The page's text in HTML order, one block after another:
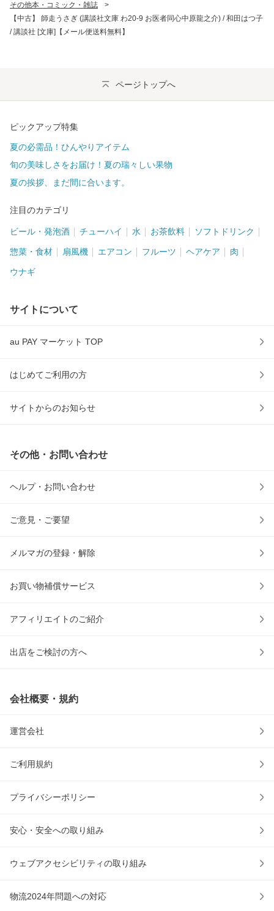
その他本・コミック・雑誌
>
【中古】 師走うさぎ (講談社文庫 わ20-9 お医者同心中原龍之介) / 和田はつ子
/ 講談社 [文庫]【メール便送料無料】
ページトップへ
ピックアップ特集
夏の必需品！ひんやりアイテム
旬の美味しさをお届け！夏の瑞々しい果物
夏の挨拶、まだ間に合います。
注目のカテゴリ
ビール・発泡酒 チューハイ 水 お茶飲料 ソフトドリンク
惣菜・食材 扇風機 エアコン フルーツ ヘアケア 肉
ウナギ
サイトについて
au PAY マーケット TOP
はじめてご利用の方
サイトからのお知らせ
その他・お問い合わせ
ヘルプ・お問い合わせ
ご意見・ご要望
メルマガの登録・解除
お買い物補償サービス
アフィリエイトのご紹介
出店をご検討の方へ
会社概要・規約
運営会社
ご利用規約
プライバシーポリシー
安心・安全への取り組み
ウェブアクセシビリティの取り組み
物流2024年問題への対応